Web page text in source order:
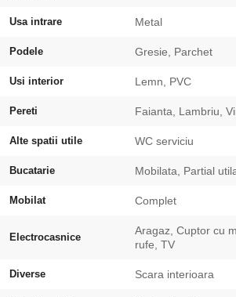
Usa intrare Metal
Podele Gresie, Parchet
Usi interior Lemn, PVC
Pereti Faianta, Lambriu,
Alte spatii utile WC serviciu
Bucatarie Mobilata, Partial
Mobilat Complet
Electrocasnice
Aragaz, Cuptor cu
rufe, TV
Diverse Scara interioara